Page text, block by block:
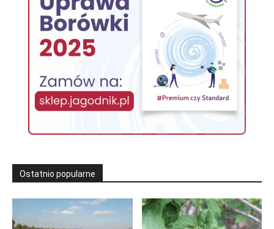
Ostatnio popularne